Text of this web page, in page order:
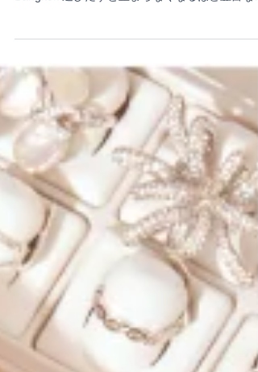
庫が自慢。K18ジュエリーを世界各国に輸出する
舗の宝...